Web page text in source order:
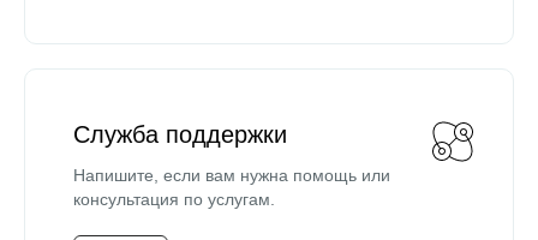
Служба поддержки
Напишите, если вам нужна помощь или
консультация по услугам.